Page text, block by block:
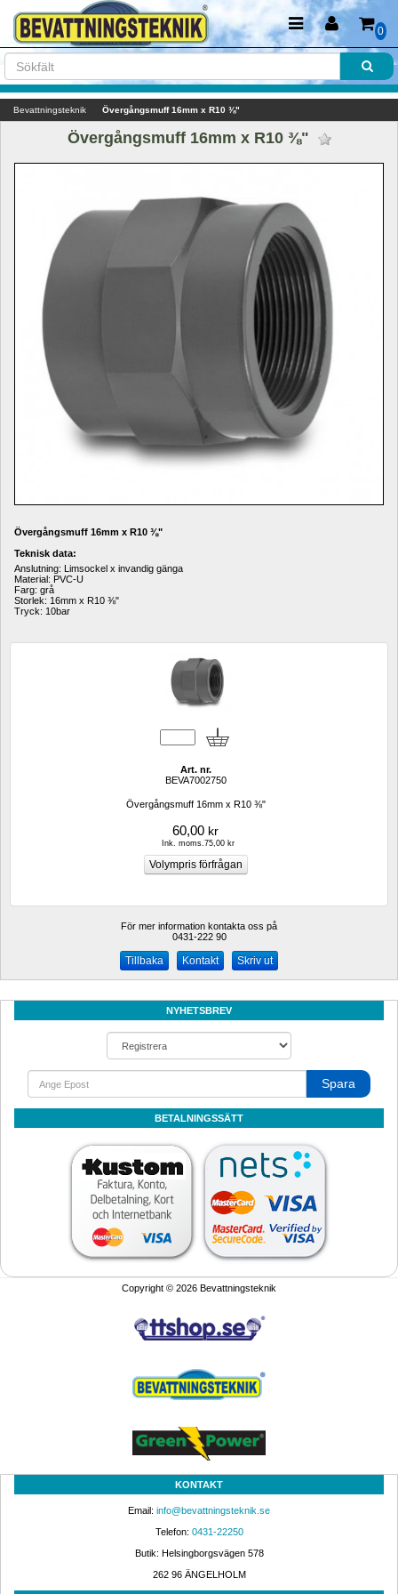
0
Bevattningsteknik Övergångsmuff 16mm x R10 ⅜"
Övergångsmuff 16mm x R10 ⅜"
Övergångsmuff 16mm x R10 ⅜"
Teknisk data:
Anslutning: Limsockel x invandig gänga
Material: PVC-U
Farg: grå
Storlek: 16mm x R10 ⅜"
Tryck: 10bar
Art. nr.
BEVA7002750
Övergångsmuff 16mm x R10 ⅜"
60,00 kr
Ink. moms.75,00 kr
För mer information kontakta oss på
0431-222 90
Kontakt Skriv ut
NYHETSBREV
Spara
BETALNINGSSÄTT
Copyright © 2026 Bevattningsteknik
KONTAKT
Email: info@bevattningsteknik.se
Telefon: 0431-22250
Butik: Helsingborgsvägen 578
262 96 ÄNGELHOLM